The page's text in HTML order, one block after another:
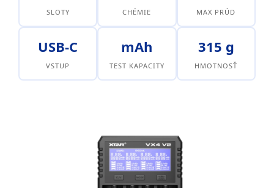
SLOTY CHÉMIE MAX PRÚD
USB-C
VSTUP
mAh
TEST KAPACITY
315 g
HMOTNOSŤ